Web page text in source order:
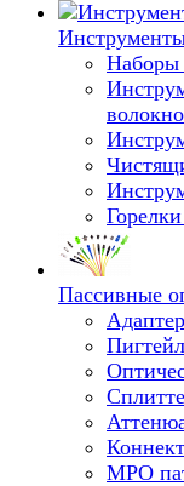
Наборы
Пассивные
MPO